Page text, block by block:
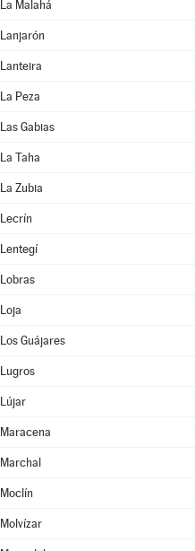
La Malahá
Lanjarón
Lanteira
La Peza
Las Gabias
La Taha
La Zubia
Lecrín
Lentegí
Lobras
Loja
Los Guájares
Lugros
Lújar
Maracena
Marchal
Moclín
Molvízar